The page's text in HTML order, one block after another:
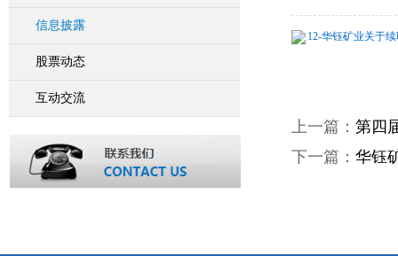
信息披露
股票动态
互动交流
12-华钰矿业关于
上一篇： 第四
下一篇： 华钰